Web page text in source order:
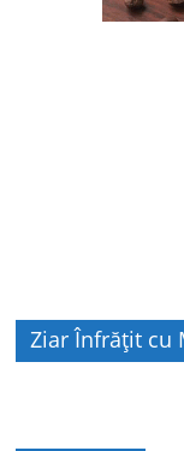
Ziar Înfrățit cu